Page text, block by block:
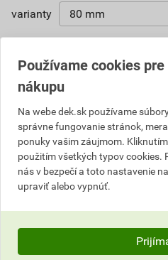
varianty
VýrobcaSLOVIZOL
Upozornenie
cena platná na vývoz do
preveriť dostupnosť
Parametre
Používame cookies
nákupu
Na webe dek.sk používame
správne fungovanie stránok,
ponuky vašim záujmom.
použitím všetkých typov cookies.
nás v bezpečí a toto nastavenie
upraviť alebo vypnúť.